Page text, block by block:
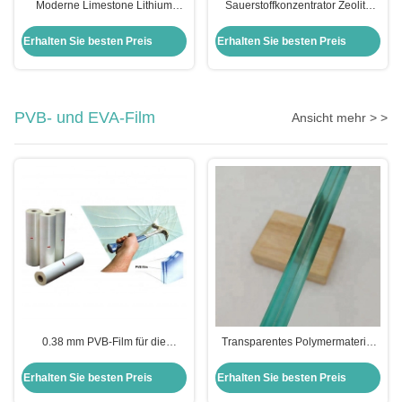
Moderne Limestone Lithium
Sauerstoffgenerator
Erhalten Sie besten Preis
Sauerstoffkonzentrator Zeolith
Kalkstein
Erhalten Sie besten Preis
PVB- und EVA-Film Ansicht mehr > >
0.38 mm PVB-Film für die
Bürogebäude
Erhalten Sie besten Preis
Transparentes Polymermaterial
Erhalten Sie besten Preis